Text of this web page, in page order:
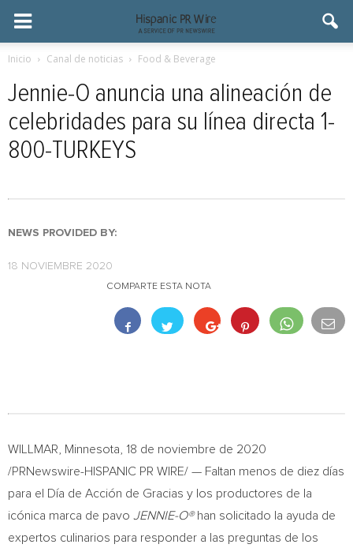
Inicio Canal de noticias Food & Beverage
Jennie-O anuncia una alineación de
celebridades para su línea directa 1-
800-TURKEYS
NEWS PROVIDED BY:
18 NOVIEMBRE 2020
COMPARTE ESTA NOTA
WILLMAR, Minnesota , 18 de noviembre de 2020
/PRNewswire-HISPANIC PR WIRE/ — Faltan menos de diez días
para el Día de Acción de Gracias y los productores de la
icónica marca de pavo JENNIE-O®han solicitado la ayuda de
expertos culinarios para responder a las preguntas de los